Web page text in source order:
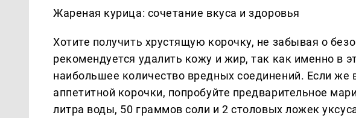
Жареная курица: сочетание вкуса и здоровья
Хотите получить хрустящую корочку, не забывая о
рекомендуется удалить кожу и жир, так как именно в
наибольшее количество вредных соединений. Если же
аппетитной корочки, попробуйте предварительное
литра воды, 50 граммов соли и 2 столовых ложек